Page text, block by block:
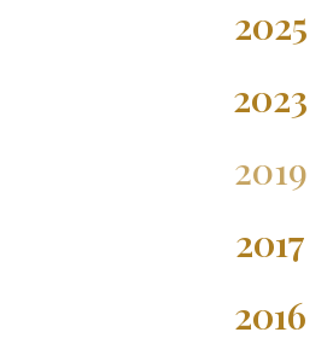
2025
2023
2019
2017
2016